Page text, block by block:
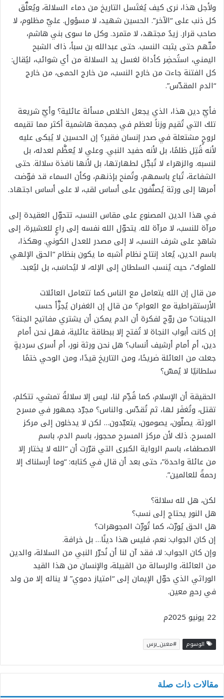
ولأجل هذا، نرى كيف يُغتَسل التاريخ من دماء السلالة، ويُعلَّق
كل ذنب على “الآخر”. الحسين شهيد، لا مسؤول. عليّ مظلوم، لا
صاحب قرار. زيدٌ مجتهد، لا متمرد. وكل ما سوى بني هاشم،
متّهم حتى يثبت النسب. حتى عبدالله بن سبأ، ذاك الشبح
اليمني، استُحضِر كأداة لغسل يد السلالة من أي شوائب، ليُقال:
كل الفتنة جاءت من خارج النسب، من خارج الحمى، من خارج
“الدم المقدّس”.
فأيّ دين هذا، الذي يجعل الخلاص مسألة عائلية؟ وأيّ شريعة
تلك التي تُقيم وزناً لعظم في جمجمة هاشمية أكثر مما تقيمه
لروحٍ مشتعلة في صدر إنسان فقير؟ إن الحسين لا يُبكى عليه
لأنه قُتِل ظلمًا، بل لأنه حفيد النبي. وعلي لا يُعظَّم لعدله، بل
لنسبه. والزهراء لا تُبجَّل لطهارتها، بل لأنها نافذة سلالة. حتى
الشفاعة، تُباع باسمهم، وتُمنح بإذنهم، وكأن السماء قد فوّضت
أمرها إلى ورثة يُصنَّفون على أساس لقب، لا على أساس اجتهاد.
في هذا الدين المصنوع على مقاس النسب، تتحوّل العقيدة إلى
مرآة للنسب، لا مرآة لله. يتحوّل الله نفسه إلى راعٍ للعشيرة، إلى
شاهدٍ على شرف النسب، لا إلى مصدر للعدل الكوني. وهكذا،
باسم الدين، يُعاد إنتاج نظام أشبه ما يكون بنظام “الحق الإلهي
للملوك”، حيث يُنسب السلطان إلى الإله، لا ليُحاسَب، بل ليُعبد.
من قال إن الله يتعامل مع الناس كما تتعامل العائلات
الأرستقراطية مع العوام؟ من قال إن الغفران يُجزَّأ حسب
الجينات؟ من روّج لفكرة أن الدم يمكن أن يشتري مفاتيح الجنة؟
إن كانت أبواب النجاة لا تُفتح إلا ببطاقة عائلية، فهل نحن أمام
دين، أم أمام أرشيف أنساب؟ هل نحن ورثة نور، أم أسرى سرديةٍ
جعلت من العائلة ضريحًا، ومن التاريخ قيدًا، ومن الوحي ختمًا
سلطانيًا لا يُمسّ؟
الحقيقة أن الإسلام، كما قُدِّم لنا، ليس إلا سلالةً تمشي، تتكلم،
تقتل، وتُغفَر لها، ثم تُقدّس. والناس؟ مجرّد جمهور في مسرح
الورثة. يصلّون، يصومون، يتعبّدون… لكن لا يدخلون إلى مركز
المسرح. ذلك لأن مركز المسرح محجوز، باسم الدم، باسم
الاصطفاء، باسم الرواية الكبرى التي قرّرت أن “الله لا يختار إلا
من عائلة واحدة”، حتى بعد أن قال في كتابه: “وما أرسلناك إلا
رحمةً للعالمين”.
لكن، هل لله سلالة؟
هل النور يحتاج إلى نسب؟
هل الحق يُورّث، كما تُورّث المجوهرات؟
إن كان الجواب: نعم، فليس هذا دينًا… بل خرافة.
وإن كان الجواب: لا، فقد آن لنا أن نُحرّر النبي من السلالة، والدين
من العائلة، والرسالة من القبيلة، والإنسان من هذا القيد
الوراثي الذي حوّل الإيمان إلى “امتياز دموي” لا يناله إلا من ولد
في رحمٍ معين.
22 يونيو 2025م
الوسوم #معين_برس
مقالات ذات صلة